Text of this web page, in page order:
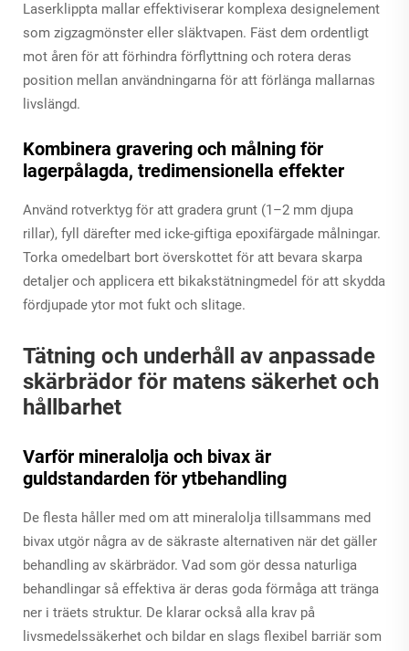
Laserklippta mallar effektiviserar komplexa designelement
som zigzagmönster eller släktvapen. Fäst dem ordentligt
mot åren för att förhindra förflyttning och rotera deras
position mellan användningarna för att förlänga mallarnas
livslängd.
Kombinera gravering och målning för
lagerpålagda, tredimensionella effekter
Använd rotverktyg för att gradera grunt (1–2 mm djupa
rillar), fyll därefter med icke-giftiga epoxifärgade målningar.
Torka omedelbart bort överskottet för att bevara skarpa
detaljer och applicera ett bikakstätningmedel för att skydda
fördjupade ytor mot fukt och slitage.
Tätning och underhåll av anpassade
skärbrädor för matens säkerhet och
hållbarhet
Varför mineralolja och bivax är
guldstandarden för ytbehandling
De flesta håller med om att mineralolja tillsammans med
bivax utgör några av de säkraste alternativen när det gäller
behandling av skärbrädor. Vad som gör dessa naturliga
behandlingar så effektiva är deras goda förmåga att tränga
ner i träets struktur. De klarar också alla krav på
livsmedelssäkerhet och bildar en slags flexibel barriär som